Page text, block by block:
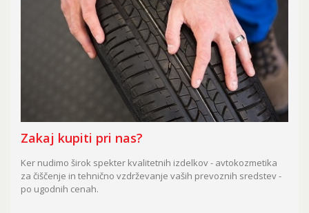
Zakaj kupiti pri nas?
Ker nudimo širok spekter kvalitetnih izdelkov - avtokozmetika
za čiščenje in tehnično vzdrževanje vaših prevoznih sredstev -
po ugodnih cenah.